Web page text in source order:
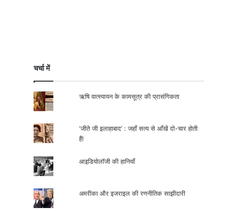
चर्चा में
ऋषि वात्स्यायन के कामसूत्र की प्रासंगिकता
‘जीते जी इलाहाबाद’ : जहाँ सत्य से आँखें दो-चार होती
हैं!
आइडियोलॉजी की हानियाँ
अमरीका और इजराइल की रणनीतिक साझीदारी